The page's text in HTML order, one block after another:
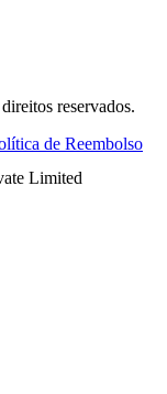
reservados.
de Reembolso
Limited